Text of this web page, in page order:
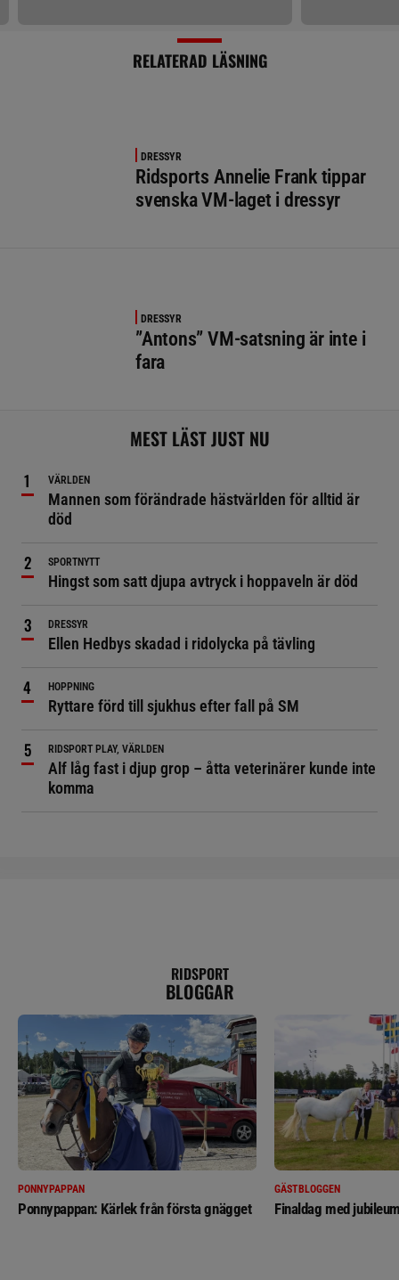
RELATERAD LÄSNING
DRESSYR
Ridsports Annelie Frank tippar
svenska VM-laget i dressyr
DRESSYR
”Antons” VM-satsning är inte i
fara
MEST LÄST JUST NU
VÄRLDEN
Mannen som förändrade hästvärlden för alltid är
död
SPORTNYTT
Hingst som satt djupa avtryck i hoppaveln är död
DRESSYR
Ellen Hedbys skadad i ridolycka på tävling
HOPPNING
Ryttare förd till sjukhus efter fall på SM
RIDSPORT PLAY, VÄRLDEN
Alf låg fast i djup grop – åtta veterinärer kunde inte
komma
RIDSPORT
BLOGGAR
PONNYPAPPAN
Ponnypappan: Kärlek från första gnägget
GÄSTBLOGGEN
Finaldag med